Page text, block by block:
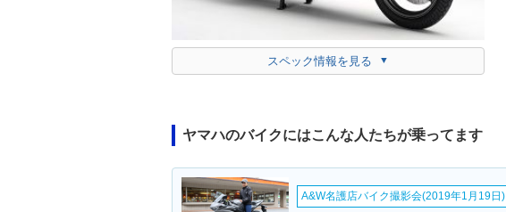
スペック情報を見る
ヤマハのバイクにはこんな人たちが乗ってます
A&W名護店バイク撮影会(2019年1月19日)